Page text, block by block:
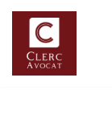
Aller
au